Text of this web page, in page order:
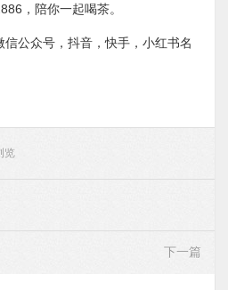
，陪你一起喝茶。
公众号，抖音，快手，小红书名
览
下一篇